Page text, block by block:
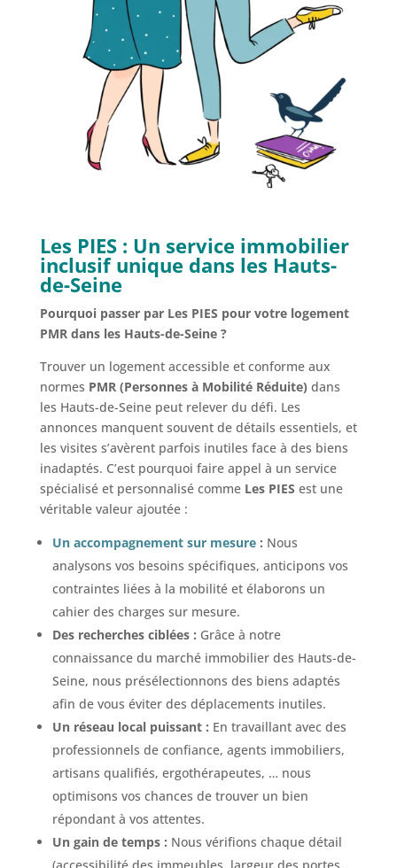
Les PIES : Un service immobilier
inclusifunique dans les Hauts-
de-Seine
Pourquoi passer par Les PIES pour votre logement
PMR dans les Hauts-de-Seine ?
Trouver un logement accessible et conforme aux
normes PMR (Personnes à Mobilité Réduite) dans
les Hauts-de-Seine peut relever du défi. Les
annonces manquent souvent de détails essentiels, et
les visites s’avèrent parfois inutiles face à des biens
inadaptés. C’est pourquoi faire appel à un service
spécialisé et personnalisé comme Les PIES est une
véritable valeur ajoutée :
Un accompagnement sur mesure: Nous
analysons vos besoins spécifiques, anticipons vos
contraintes liées à la mobilité et élaborons un
cahier des charges sur mesure.
Des recherches ciblées : Grâce à notre
connaissance du marché immobilier des Hauts-de-
Seine, nous présélectionnons des biens adaptés
afin de vous éviter des déplacements inutiles.
Un réseau local puissant : En travaillant avec des
professionnels de confiance, agents immobiliers,
artisans qualifiés, ergothérapeutes, … nous
optimisons vos chances de trouver un bien
répondant à vos attentes.
Un gain de temps : Nous vérifions chaque détail